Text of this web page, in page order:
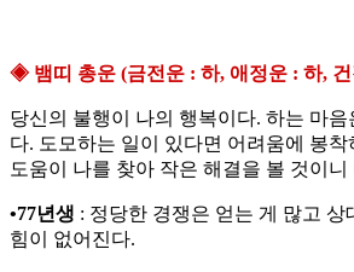
◈ 뱀띠 총운 (금전운 : 하, 애정운 : 하,
당신의 불행이 나의 행복이다. 하는 마음
다. 도모하는 일이 있다면 어려움에 봉
도움이 나를 찾아 작은 해결을 볼 것이
•77년생 : 정당한 경쟁은 얻는 게 많고 상
힘이 없어진다.